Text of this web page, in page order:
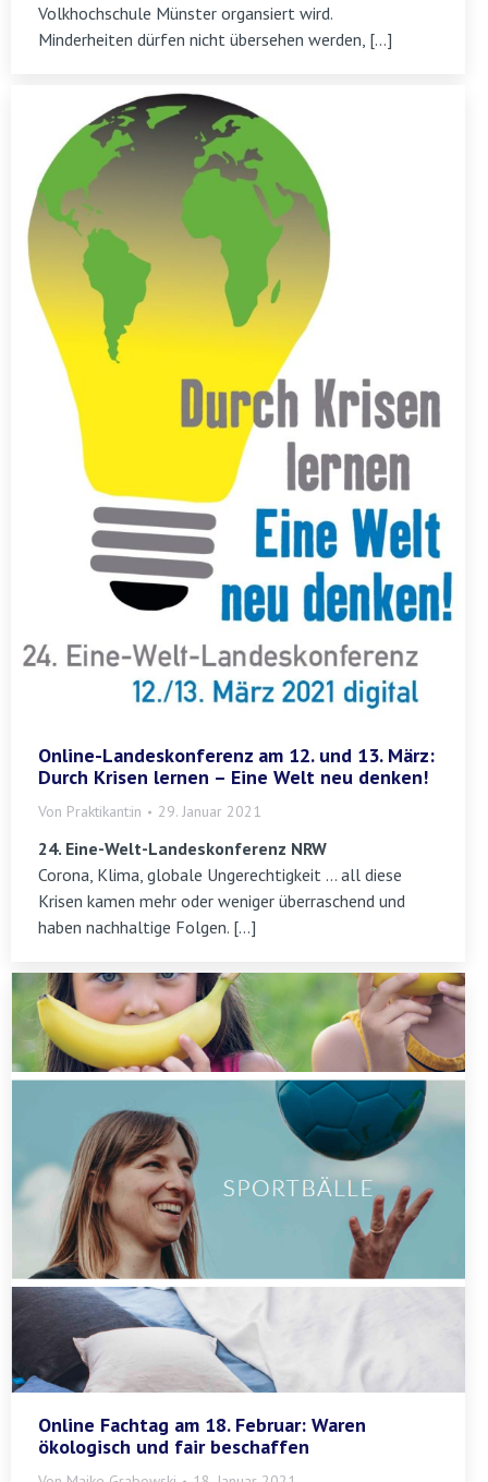
Volkhochschule Münster organsiert wird.
Minderheiten dürfen nicht übersehen werden, […]
Online-Landeskonferenz am 12. und 13. März:
Durch Krisen lernen – Eine Welt neu denken!
Von Praktikant:in 29. Januar 2021
24. Eine-Welt-Landeskonferenz NRW
Corona, Klima, globale Ungerechtigkeit … all diese
Krisen kamen mehr oder weniger überraschend und
haben nachhaltige Folgen. […]
Online Fachtag am 18. Februar: Waren
ökologisch und fair beschaffen